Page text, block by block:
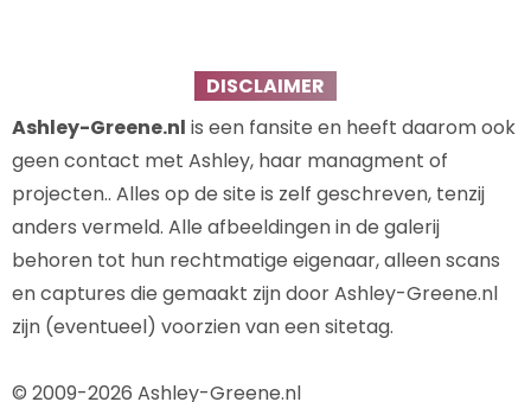
DISCLAIMER
Ashley-Greene.nl is een fansite en heeft daarom ook
geen contact met Ashley, haar managment of
projecten.. Alles op de site is zelf geschreven, tenzij
anders vermeld. Alle afbeeldingen in de galerij
behoren tot hun rechtmatige eigenaar, alleen scans
en captures die gemaakt zijn door Ashley-Greene.nl
zijn (eventueel) voorzien van een sitetag.
© 2009-2026 Ashley-Greene.nl